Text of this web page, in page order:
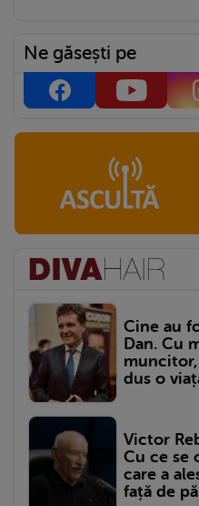
Ne găsești pe
Cine au
Dan. Cu
dus o
Victor
Cu ce se
care a
față de